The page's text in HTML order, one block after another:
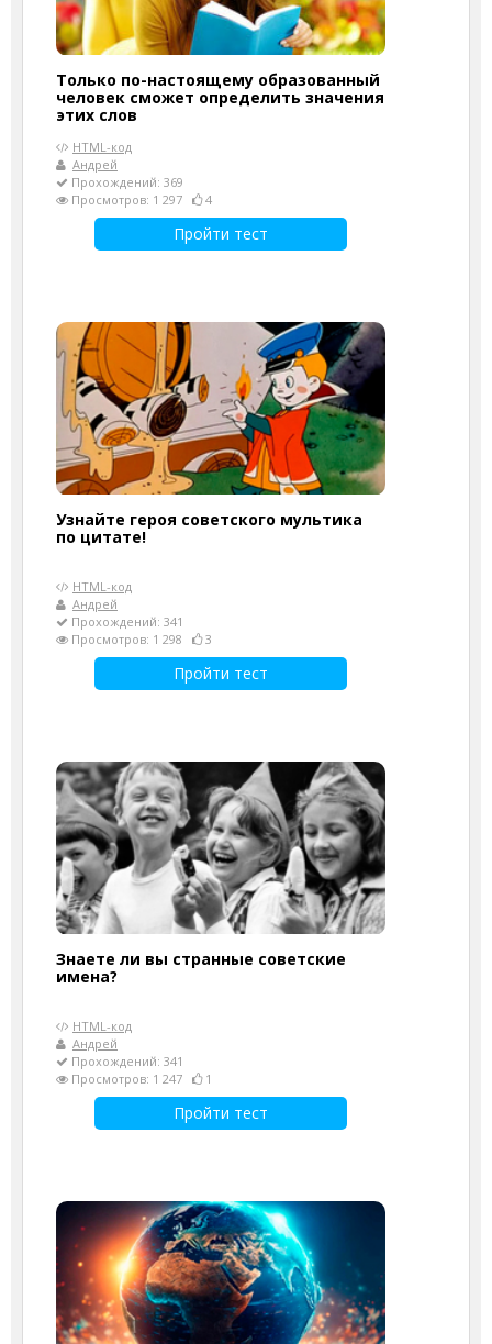
Только по-настоящему образованный
человек сможет определить значения
этих слов
HTML-код
Андрей
Прохождений: 369
Просмотров: 1 297
4
Пройти тест
Узнайте героя советского мультика
по цитате!
HTML-код
Андрей
Прохождений: 341
Просмотров: 1 298
3
Пройти тест
Знаете ли вы странные советские
имена?
HTML-код
Андрей
Прохождений: 341
Просмотров: 1 247
1
Пройти тест